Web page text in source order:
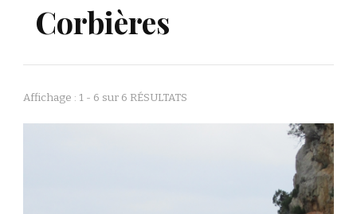
Corbières
Affichage : 1 - 6 sur 6 RÉSULTATS